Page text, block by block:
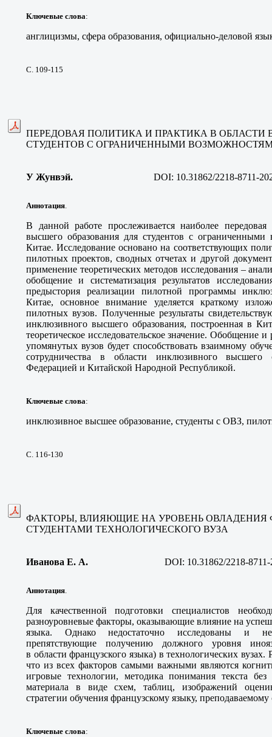
Ключевые слова:
англицизмы, сфера образования, официально-деловой
С. 109-115
ПЕРЕДОВАЯ ПОЛИТИКА И ПРАКТИКА В ОБЛАСТИ
СТУДЕНТОВ С ОГРАНИЧЕННЫМИ
У Жунвэй. DOI: 10.31862/2218-8711-
Аннотация.
В данной работе прослеживается наиболее
высшего образования для студентов с
Китае. Исследование основано на соответствующих
пилотных проектов, сводных отчетах и другой
применение теоретических методов исследования –
обобщение и систематизация результатов
предыстория реализации пилотной программы
Китае, основное внимание уделяется краткому
пилотных вузов. Полученные результаты
инклюзивного высшего образования, построенная в
теоретическое исследовательское значение. Обобщение
упомянутых вузов будет способствовать взаимному
сотрудничества в области инклюзивного высшего
Федерацией и Китайской Народной Республикой.
Ключевые слова:
инклюзивное высшее образование, студенты с ОВЗ,
С. 116-130
ФАКТОРЫ, ВЛИЯЮЩИЕ НА УРОВЕНЬ ОВЛАДЕНИЯ
СТУДЕНТАМИ ТЕХНОЛОГИЧЕСКОГО ВУЗА
Иванова Е. А. DOI: 10.31862/2218-
Аннотация.
Для качественной подготовки специалистов
разноуровневые факторы, оказывающие влияние на
языка. Однако недостаточно исследованы и
препятствующие получению должного уровня
в области французского языка) в технологических вузах.
что из всех факторов самыми важными являются
игровые технологии, методика понимания текста
материала в виде схем, таблиц, изображений
стратегии обучения французскому языку, преподаваемому
Ключевые слова: